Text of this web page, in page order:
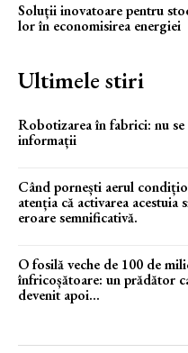
Soluții inovatoare pentru
lor în economisirea energiei
Ultimele stiri
Robotizarea în fabrici: nu
informații
Când pornești aerul
atenția că activarea
eroare semnificativă.
O fosilă veche de 100 de
înfricoșătoare: un prădător
devenit apoi...